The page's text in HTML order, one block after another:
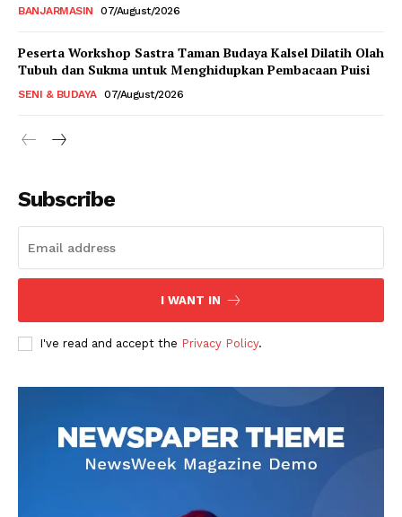
BANJARMASIN 07/August/2026
Peserta Workshop Sastra Taman Budaya Kalsel Dilatih Olah
Tubuh dan Sukma untuk Menghidupkan Pembacaan Puisi
SENI & BUDAYA 07/August/2026
Subscribe
I WANT IN
I've read and accept the Privacy Policy.